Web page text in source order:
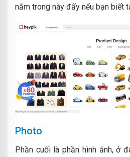
nằm trong này đấy nếu bạn biết
Photo
Phần cuối là phần hình ảnh, ở